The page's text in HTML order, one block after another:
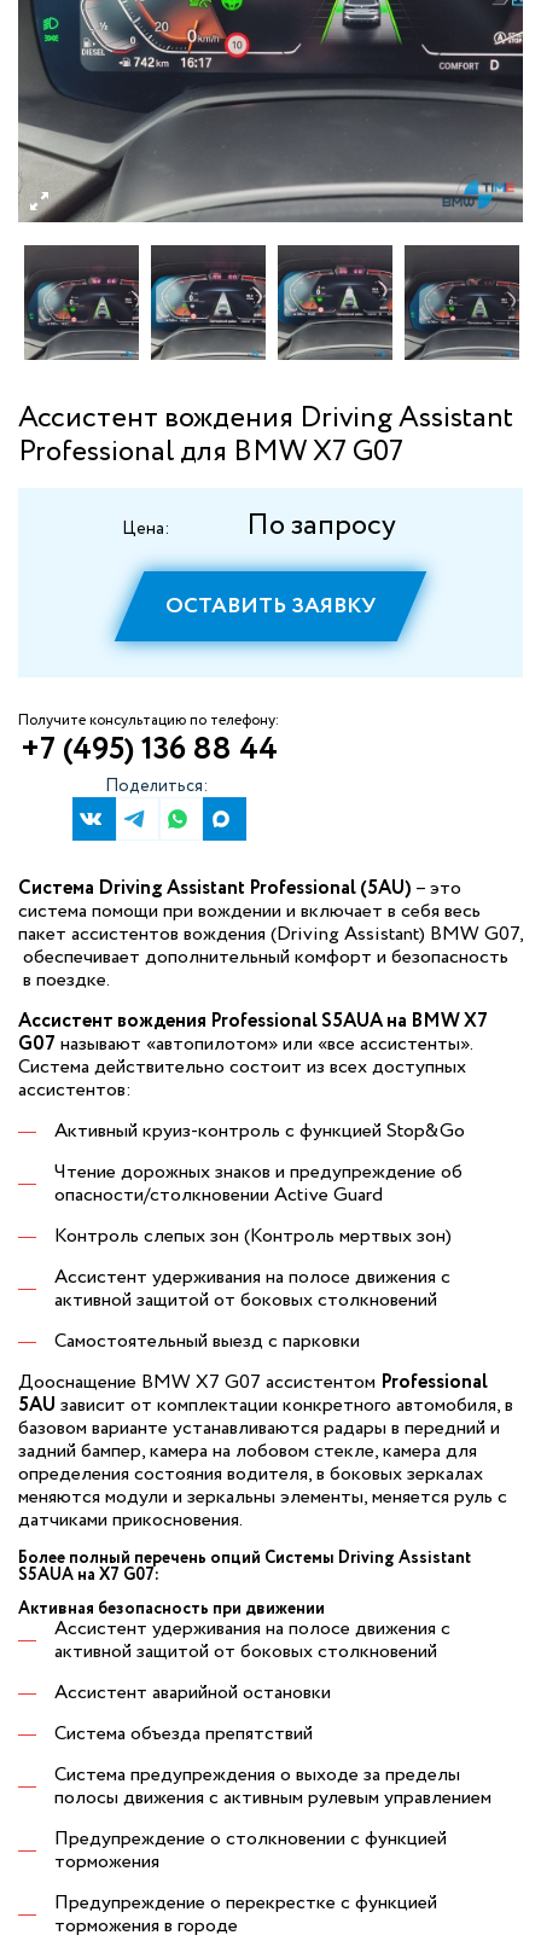
Ассистент вождения Driving Assistant
Professional для BMW X7 G07
Цена: По запросу
ОСТАВИТЬ ЗАЯВКУ
Получите консультацию по телефону:
+7 (495) 136 88 44
Поделиться:
Система Driving Assistant Professional (5AU) – это
система помощи при вождении и включает в себя весь
пакет ассистентов вождения (Driving Assistant) BMW G07,
обеспечивает дополнительный комфорт и безопасность
в поездке.
Ассистент вождения Professional S5AUA на BMW X7
G07 называют «автопилотом» или «все ассистенты».
Система действительно состоит из всех доступных
ассистентов:
Активный круиз-контроль c функцией Stop&Go
Чтение дорожных знаков и предупреждение об
опасности/столкновении Active Guard
Контроль слепых зон (Контроль мертвых зон)
Ассистент удерживания на полосе движения с
активной защитой от боковых столкновений
Самостоятельный выезд с парковки
Дооснащение BMW X7 G07 ассистентом Professional
5AU зависит от комплектации конкретного автомобиля, в
базовом варианте устанавливаются радары в передний и
задний бампер, камера на лобовом стекле, камера для
определения состояния водителя, в боковых зеркалах
меняются модули и зеркальны элементы, меняется руль с
датчиками прикосновения.
Более полный перечень опций Системы Driving Assistant
S5AUA на X7 G07:
Активная безопасность при движении
Ассистент удерживания на полосе движения с
активной защитой от боковых столкновений
Ассистент аварийной остановки
Система объезда препятствий
Система предупреждения о выходе за пределы
полосы движения с активным рулевым управлением
Предупреждение о столкновении с функцией
торможения
Предупреждение о перекрестке с функцией
торможения в городе